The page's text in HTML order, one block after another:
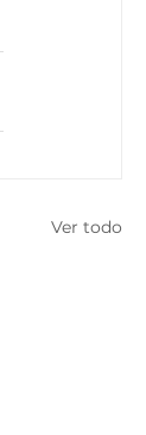
Ver todo